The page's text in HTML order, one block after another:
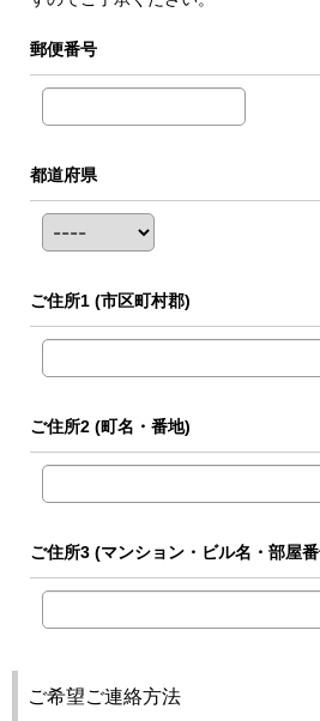
郵便番号
都道府県
ご住所1 (市区町村郡)
ご住所2 (町名・番地)
ご住所3 (マンション・ビル名・部屋
ご希望ご連絡方法